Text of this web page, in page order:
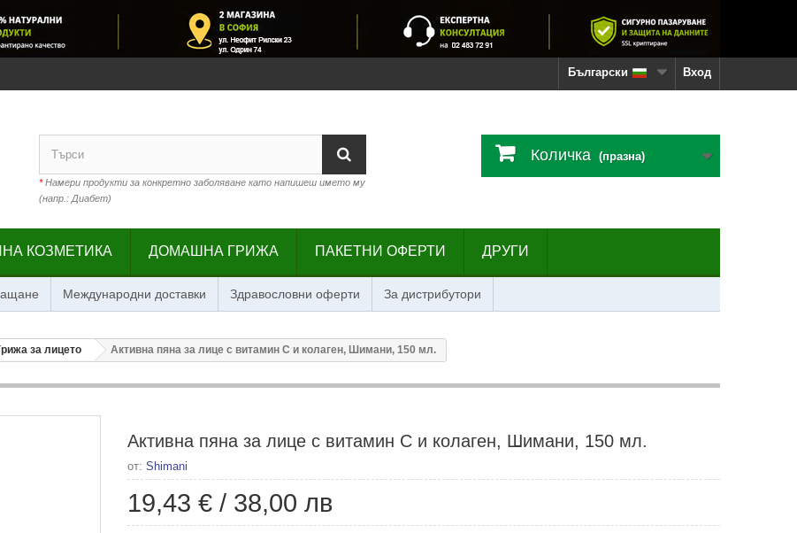
Вход
Български
*Намери продукти за конкретно заболяване като напишеш името му
(напр.: Диабет)
Количка (празна)
КОЗМЕТИКА ДОМАШНА ГРИЖА ПАКЕТНИ ОФЕРТИ ДРУГИ
Международни доставки Здравословни оферти За дистрибутори
за лицето Активна пяна за лице с витамин С и колаген, Шимани, 150 мл.
Активна пяна за лице с витамин С и колаген, Шимани, 150 мл.
от: Shimani
19,43 € / 38,00 лв